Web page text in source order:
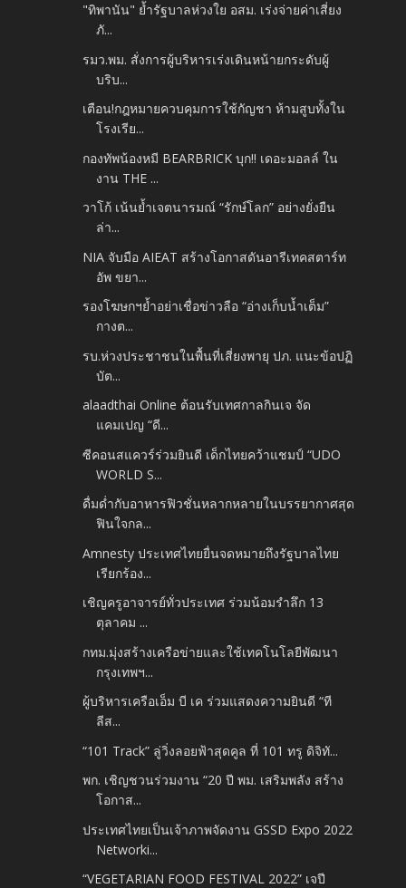
"ทิพานัน" ย้ำรัฐบาลห่วงใย อสม. เร่งจ่ายค่าเสี่ยง
ภั...
รมว.พม. สั่งการผู้บริหารเร่งเดินหน้ายกระดับผู้
บริบ...
เตือน!กฎหมายควบคุมการใช้กัญชา ห้ามสูบทั้งใน
โรงเรีย...
กองทัพน้องหมี BEARBRICK บุก!! เดอะมอลล์ ใน
งาน THE ...
วาโก้ เน้นย้ำเจตนารมณ์ “รักษ์โลก” อย่างยั่งยืน
ล่า...
NIA จับมือ AIEAT สร้างโอกาสดันอารีเทคสตาร์ท
อัพ ขยา...
รองโฆษกฯย้ำอย่าเชื่อข่าวลือ “อ่างเก็บน้ำเต็ม”
กางต...
รบ.ห่วงประชาชนในพื้นที่เสี่ยงพายุ ปภ. แนะข้อปฏิ
บัต...
alaadthai Online ต้อนรับเทศกาลกินเจ จัด
แคมเปญ “ดี...
ซีคอนสแควร์ร่วมยินดี เด็กไทยคว้าแชมป์ “UDO
WORLD S...
ดื่มด่ำกับอาหารฟิวชั่นหลากหลายในบรรยากาศสุด
ฟินใจกล...
Amnesty ประเทศไทยยื่นจดหมายถึงรัฐบาลไทย
เรียกร้อง...
เชิญครูอาจารย์ทั่วประเทศ ร่วมน้อมรำลึก 13
ตุลาคม ...
กทม.มุ่งสร้างเครือข่ายและใช้เทคโนโลยีพัฒนา
กรุงเทพฯ...
ผู้บริหารเครือเอ็ม บี เค ร่วมแสดงความยินดี “ที
ลีส...
“101 Track” ลู่วิ่งลอยฟ้าสุดคูล ที่ 101 ทรู ดิจิทั...
พก. เชิญชวนร่วมงาน “20 ปี พม. เสริมพลัง สร้าง
โอกาส...
ประเทศไทยเป็นเจ้าภาพจัดงาน GSSD Expo 2022
Networki...
“VEGETARIAN FOOD FESTIVAL 2022” เจปี